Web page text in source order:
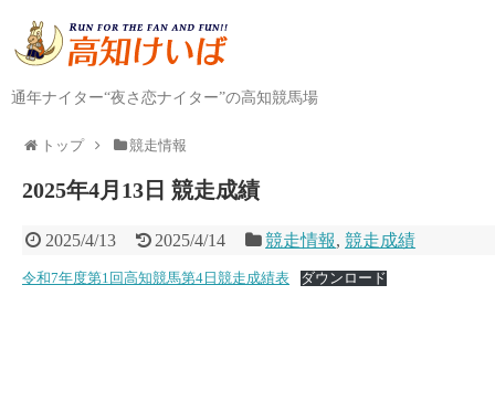
通年ナイター“夜さ恋ナイター”の高知競馬場
トップ 競走情報
2025年4月13日 競走成績
2025/4/13 2025/4/14 競走情報,競走成績
令和7年度第1回高知競馬第4日競走成績表 ダウンロード